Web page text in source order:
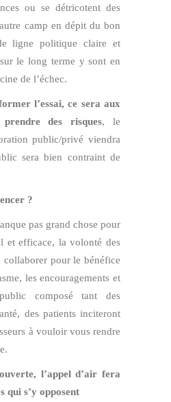
ou se détricotent des
camp en dépit du bon
ligne politique claire et
le long terme y sont en
de l’échec.
l’essai, ce sera aux
des risques, le
public/privé viendra
sera bien contraint de
?
pas grand chose pour
et efficace, la volonté des
collaborer pour le bénéfice
les encouragements et
composé tant des
des patients inciteront
à vouloir vous rendre
l’appel d’air fera
qui s’y opposent